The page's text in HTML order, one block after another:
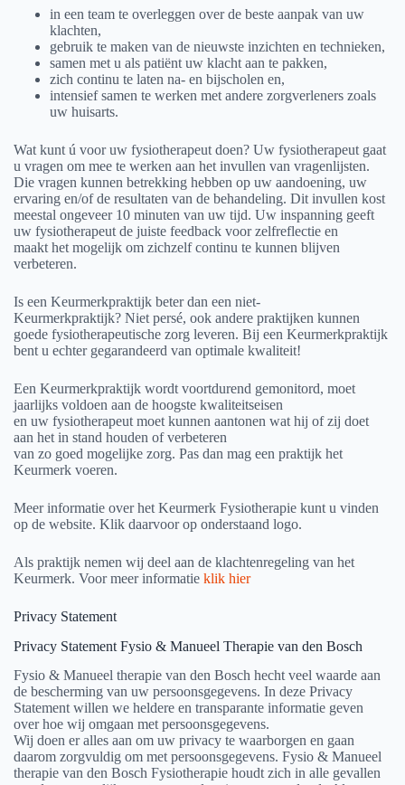
in een team te overleggen over de beste aanpak van uw
klachten,
gebruik te maken van de nieuwste inzichten en technieken,
samen met u als patiënt uw klacht aan te pakken,
zich continu te laten na- en bijscholen en,
intensief samen te werken met andere zorgverleners zoals
uw huisarts.
Wat kunt ú voor uw fysiotherapeut doen? Uw fysiotherapeut gaat
u vragen om mee te werken aan het invullen van vragenlijsten.
Die vragen kunnen betrekking hebben op uw aandoening, uw
ervaring en/of de resultaten van de behandeling. Dit invullen kost
meestal ongeveer 10 minuten van uw tijd. Uw inspanning geeft
uw fysiotherapeut de juiste feedback voor zelfreflectie en
maakt het mogelijk om zichzelf continu te kunnen blijven
verbeteren.
Is een Keurmerkpraktijk beter dan een niet-
Keurmerkpraktijk? Niet persé, ook andere praktijken kunnen
goede fysiotherapeutische zorg leveren. Bij een Keurmerkpraktijk
bent u echter gegarandeerd van optimale kwaliteit!
Een Keurmerkpraktijk wordt voortdurend gemonitord, moet
jaarlijks voldoen aan de hoogste kwaliteitseisen
en uw fysiotherapeut moet kunnen aantonen wat hij of zij doet
aan het in stand houden of verbeteren
van zo goed mogelijke zorg. Pas dan mag een praktijk het
Keurmerk voeren.
Meer informatie over het Keurmerk Fysiotherapie kunt u vinden
op de website. Klik daarvoor op onderstaand logo.
Als praktijk nemen wij deel aan de klachtenregeling van het
Keurmerk. Voor meer informatie klik hier
Privacy Statement
Privacy Statement Fysio & Manueel Therapie van den Bosch
Fysio & Manueel therapie van den Bosch hecht veel waarde aan
de bescherming van uw persoonsgegevens. In deze Privacy
Statement willen we heldere en transparante informatie geven
over hoe wij omgaan met persoonsgegevens.
Wij doen er alles aan om uw privacy te waarborgen en gaan
daarom zorgvuldig om met persoonsgegevens. Fysio & Manueel
therapie van den Bosch Fysiotherapie houdt zich in alle gevallen